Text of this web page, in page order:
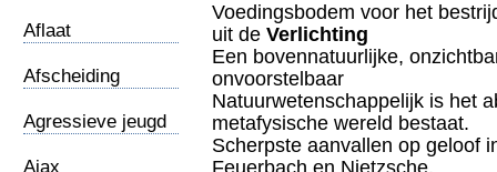
Aflaat
Afscheiding
Agressieve jeugd
Ajax
Voedingsbodem voor het
uit de Verlichting
Een bovennatuurlijke,
onvoorstelbaar
Natuurwetenschappelijk is het
metafysische wereld bestaat.
Scherpste aanvallen op geloof
Feuerbach en Nietzsche.